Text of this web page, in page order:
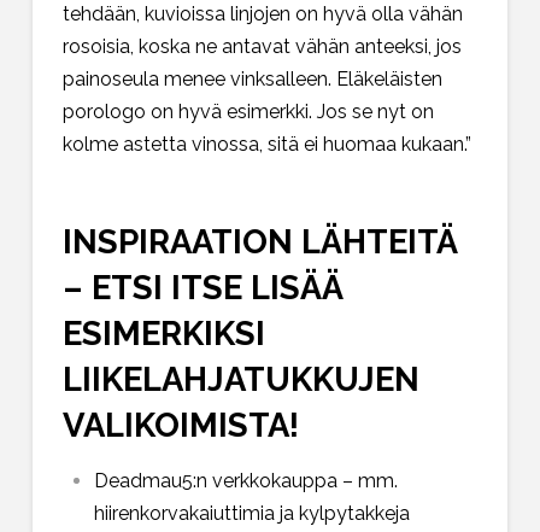
tehdään, kuvioissa linjojen on hyvä olla vähän
rosoisia, koska ne antavat vähän anteeksi, jos
painoseula menee vinksalleen. Eläkeläisten
porologo on hyvä esimerkki. Jos se nyt on
kolme astetta vinossa, sitä ei huomaa kukaan.”
INSPIRAATION LÄHTEITÄ
– ETSI ITSE LISÄÄ
ESIMERKIKSI
LIIKELAHJATUKKUJEN
VALIKOIMISTA!
Deadmau5:n verkkokauppa – mm.
hiirenkorvakaiuttimia ja kylpytakkeja